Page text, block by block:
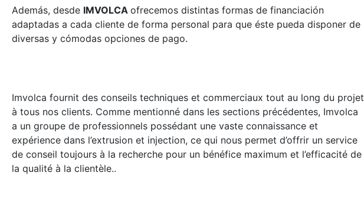
Además, desde IMVOLCA ofrecemos distintas formas de financiación
adaptadas a cada cliente de forma personal para que éste pueda disponer de
diversas y cómodas opciones de pago.
Imvolca fournit des conseils techniques et commerciaux tout au long du projet
à tous nos clients. Comme mentionné dans les sections précédentes, Imvolca
a un groupe de professionnels possédant une vaste connaissance et
expérience dans l’extrusion et injection, ce qui nous permet d’offrir un service
de conseil toujours à la recherche pour un bénéfice maximum et l’efficacité de
la qualité à la clientèle..